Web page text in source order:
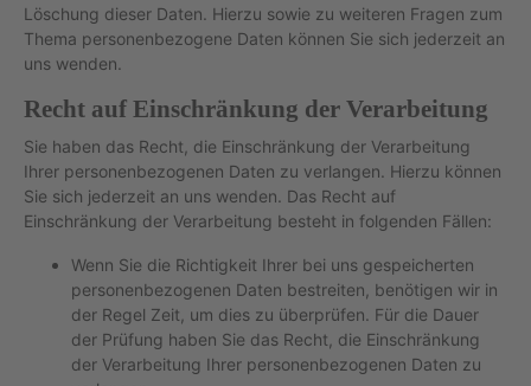
Löschung dieser Daten. Hierzu sowie zu weiteren Fragen zum
Thema personenbezogene Daten können Sie sich jederzeit an
uns wenden.
Recht auf Einschränkung der Verarbeitung
Sie haben das Recht, die Einschränkung der Verarbeitung
Ihrer personenbezogenen Daten zu verlangen. Hierzu können
Sie sich jederzeit an uns wenden. Das Recht auf
Einschränkung der Verarbeitung besteht in folgenden Fällen:
Wenn Sie die Richtigkeit Ihrer bei uns gespeicherten
personenbezogenen Daten bestreiten, benötigen wir in
der Regel Zeit, um dies zu überprüfen. Für die Dauer
der Prüfung haben Sie das Recht, die Einschränkung
der Verarbeitung Ihrer personenbezogenen Daten zu